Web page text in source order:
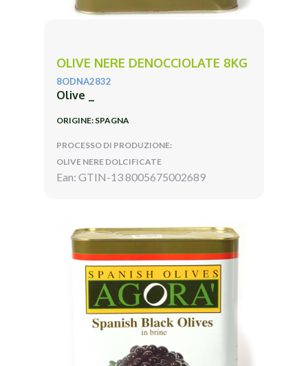
OLIVE NERE DENOCCIOLATE 8KG
8ODNA2832
Olive _
ORIGINE: SPAGNA
PROCESSO DI PRODUZIONE:
OLIVE NERE DOLCIFICATE
Ean: GTIN-13 8005675002689